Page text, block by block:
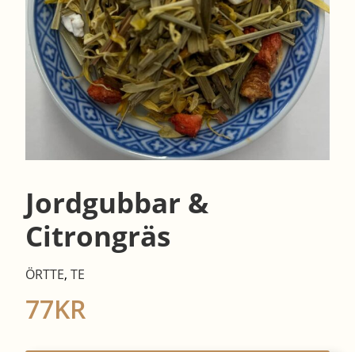
Jordgubbar &
Citrongräs
ÖRTTE, TE
77KR